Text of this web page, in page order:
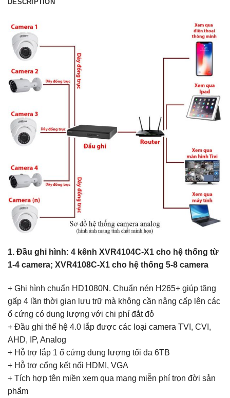
DESCRIPTION
1. Đầu ghi hình: 4 kênh XVR4104C-X1 cho hệ thống từ
1-4 camera; XVR4108C-X1 cho hệ thống 5-8 camera
+ Ghi hình chuẩn HD1080N. Chuẩn nén H265+ giúp tăng
gấp 4 lần thời gian lưu trữ mà không cần nâng cấp lên các
ổ cứng có dung lượng với chi phí đắt đỏ
+ Đầu ghi thế hệ 4.0 lắp được các loại camera TVI, CVI,
AHD, IP, Analog
+ Hỗ trợ lắp 1 ổ cứng dung lượng tối đa 6TB
+ Hỗ trợ cổng kết nối HDMI, VGA
+ Tích hợp tên miền xem qua mạng miễn phí trọn đời sản
phẩm